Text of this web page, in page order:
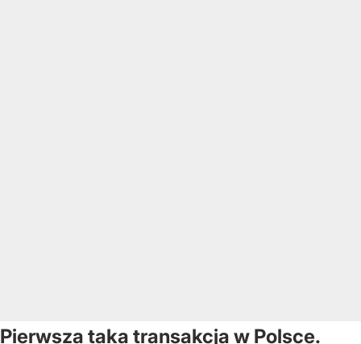
Pierwsza taka transakcja w Polsce.